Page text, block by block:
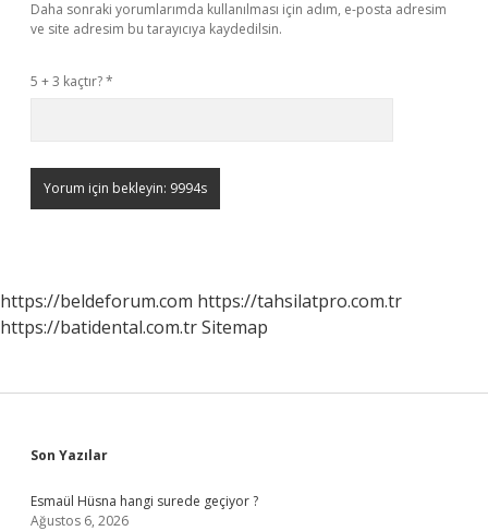
Daha sonraki yorumlarımda kullanılması için adım, e-posta adresim
ve site adresim bu tarayıcıya kaydedilsin.
5 + 3 kaçtır?*
https://beldeforum.com https://tahsilatpro.com.tr
https://batidental.com.trSitemap
Sidebar
Son Yazılar
Esmaül Hüsna hangi surede geçiyor ?
Ağustos 6, 2026